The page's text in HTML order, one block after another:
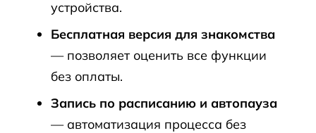
устройства.
Бесплатная версия для знакомства
— позволяет оценить все функции
без оплаты.
Запись по расписанию и автопауза
— автоматизация процесса без